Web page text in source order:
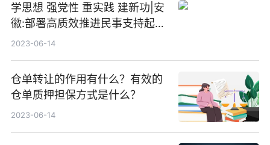
学思想 强党性 重实践 建新功|安
徽:部署高质效推进民事支持起诉
工作
2023-06-14
仓单转让的作用有什么？有效的
仓单质押担保方式是什么？
2023-06-14